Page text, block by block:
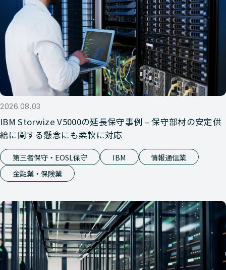
2026.08.03
IBM Storwize V5000の延長保守事例 – 保守部材の安定供
給に関する懸念にも柔軟に対応
第三者保守・EOSL保守 IBM
情報通信業
金融業・保険業